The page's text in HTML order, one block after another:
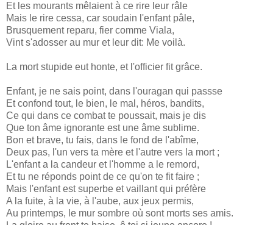
Et les mourants mêlaient à ce rire leur râle
Mais le rire cessa, car soudain l'enfant pâle,
Brusquement reparu, fier comme Viala,
Vint s'adosser au mur et leur dit: Me voilà.
La mort stupide eut honte, et l'officier fit grâce.
Enfant, je ne sais point, dans l'ouragan qui passse
Et confond tout, le bien, le mal, héros, bandits,
Ce qui dans ce combat te poussait, mais je dis
Que ton âme ignorante est une âme sublime.
Bon et brave, tu fais, dans le fond de l'abîme,
Deux pas, l'un vers ta mère et l'autre vers la mort ;
L'enfant a la candeur et l'homme a le remord,
Et tu ne réponds point de ce qu'on te fit faire ;
Mais l'enfant est superbe et vaillant qui préfère
A la fuite, à la vie, à l'aube, aux jeux permis,
Au printemps, le mur sombre où sont morts ses amis.